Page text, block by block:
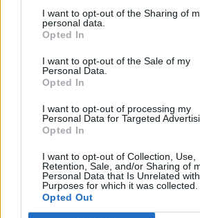
I want to opt-out of the Sharing of
personal data.
Opted In
I want to opt-out of the Sale of my
Personal Data.
Opted In
I want to opt-out of processing my
Personal Data for Targeted
Opted In
I want to opt-out of Collection, Use,
Retention, Sale, and/or Sharing of
Personal Data that Is Unrelated
Purposes for which it was collected.
Opted Out
Mit főzzek ma?